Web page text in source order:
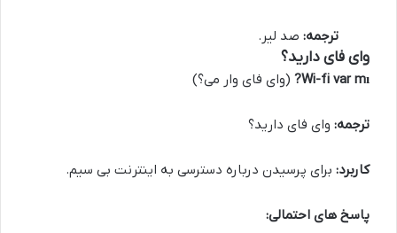
ترجمه: صد لیر.
وای فای دارید؟
Wi-fi var mı? (وای فای وار می؟)
ترجمه: وای فای دارید؟
کاربرد: برای پرسیدن درباره دسترسی به اینترنت بی سیم.
پاسخ های احتمالی: